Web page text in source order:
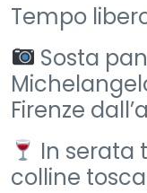
Tempo
Sosta
Firenze
In serata
colline